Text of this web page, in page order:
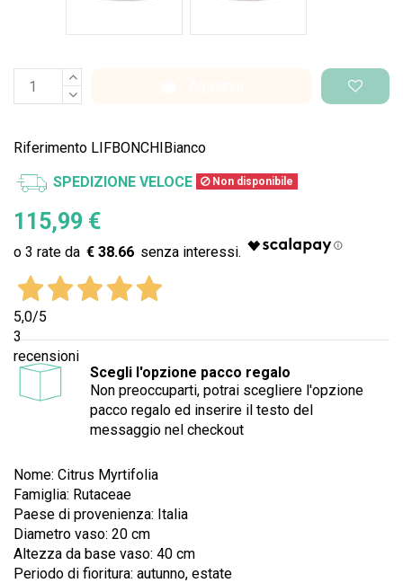
Riferimento LIFBONCHIBianco
SPEDIZIONE VELOCE Non disponibile
115,99 €
€ 38.66
5,0/5
3
recensioni
Scegli l'opzione pacco regalo
Non preoccuparti, potrai scegliere l'opzione
pacco regalo ed inserire il testo del
messaggio nel checkout
Nome: Citrus Myrtifolia
Famiglia: Rutaceae
Paese di provenienza: Italia
Diametro vaso: 20 cm
Altezza da base vaso: 40 cm
Periodo di fioritura: autunno, estate